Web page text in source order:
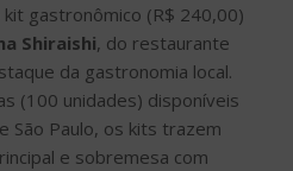
gastronômico (R$ 240,00)
Shiraishi, do restaurante
da gastronomia local.
(100 unidades) disponíveis
São Paulo, os kits trazem
e sobremesa com